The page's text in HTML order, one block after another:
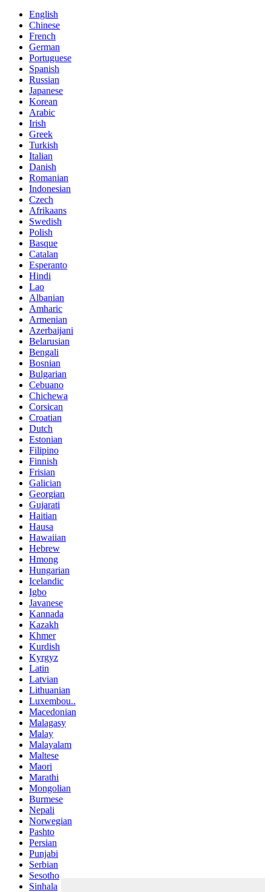
English
Chinese
French
German
Portuguese
Spanish
Russian
Japanese
Korean
Arabic
Irish
Greek
Turkish
Italian
Danish
Romanian
Indonesian
Czech
Afrikaans
Swedish
Polish
Basque
Catalan
Esperanto
Hindi
Lao
Albanian
Amharic
Armenian
Azerbaijani
Belarusian
Bengali
Bosnian
Bulgarian
Cebuano
Chichewa
Corsican
Croatian
Dutch
Estonian
Filipino
Finnish
Frisian
Galician
Georgian
Gujarati
Haitian
Hausa
Hawaiian
Hebrew
Hmong
Hungarian
Icelandic
Igbo
Javanese
Kannada
Kazakh
Khmer
Kurdish
Kyrgyz
Latin
Latvian
Lithuanian
Luxembou..
Macedonian
Malagasy
Malay
Malayalam
Maltese
Maori
Marathi
Mongolian
Burmese
Nepali
Norwegian
Pashto
Persian
Punjabi
Serbian
Sesotho
Sinhala